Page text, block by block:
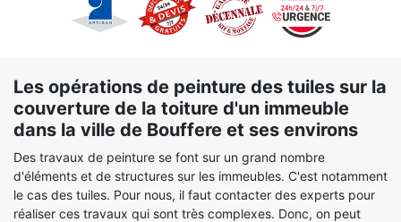
Les opérations de peinture des tuiles sur la
couverture de la toiture d'un immeuble
dans la ville de Bouffere et ses environs
Des travaux de peinture se font sur un grand nombre
d'éléments et de structures sur les immeubles. C'est notamment
le cas des tuiles. Pour nous, il faut contacter des experts pour
réaliser ces travaux qui sont très complexes. Donc, on peut